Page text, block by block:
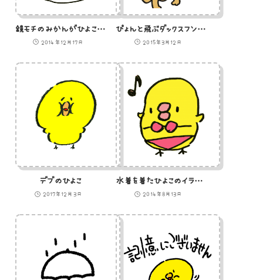
鏡モチのみかんがひよこになったやつのイラスト
2014年12月17日
ぴょんと飛ぶダックスフントのイラスト
2015年3月12日
デブのひよこ
2017年12月3日
水着を着たひよこのイラスト
2014年8月13日